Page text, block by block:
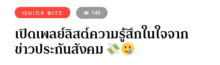
QUICK BITE 149
เปิดเพลย์ลิสต์ความรู้สึกในใจจาก
ข่าวประกันสังคม